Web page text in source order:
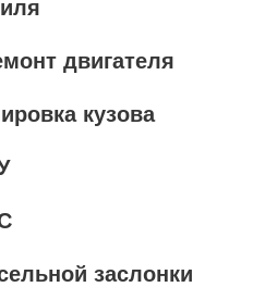
двигателя
кузова
заслонки